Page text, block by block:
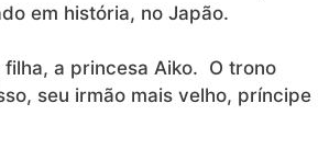
em história, no Japão.
filha, a princesa Aiko. O trono
seu irmão mais velho, príncipe